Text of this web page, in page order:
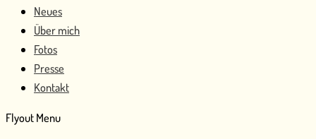
Neues
Über mich
Fotos
Presse
Kontakt
Flyout Menu